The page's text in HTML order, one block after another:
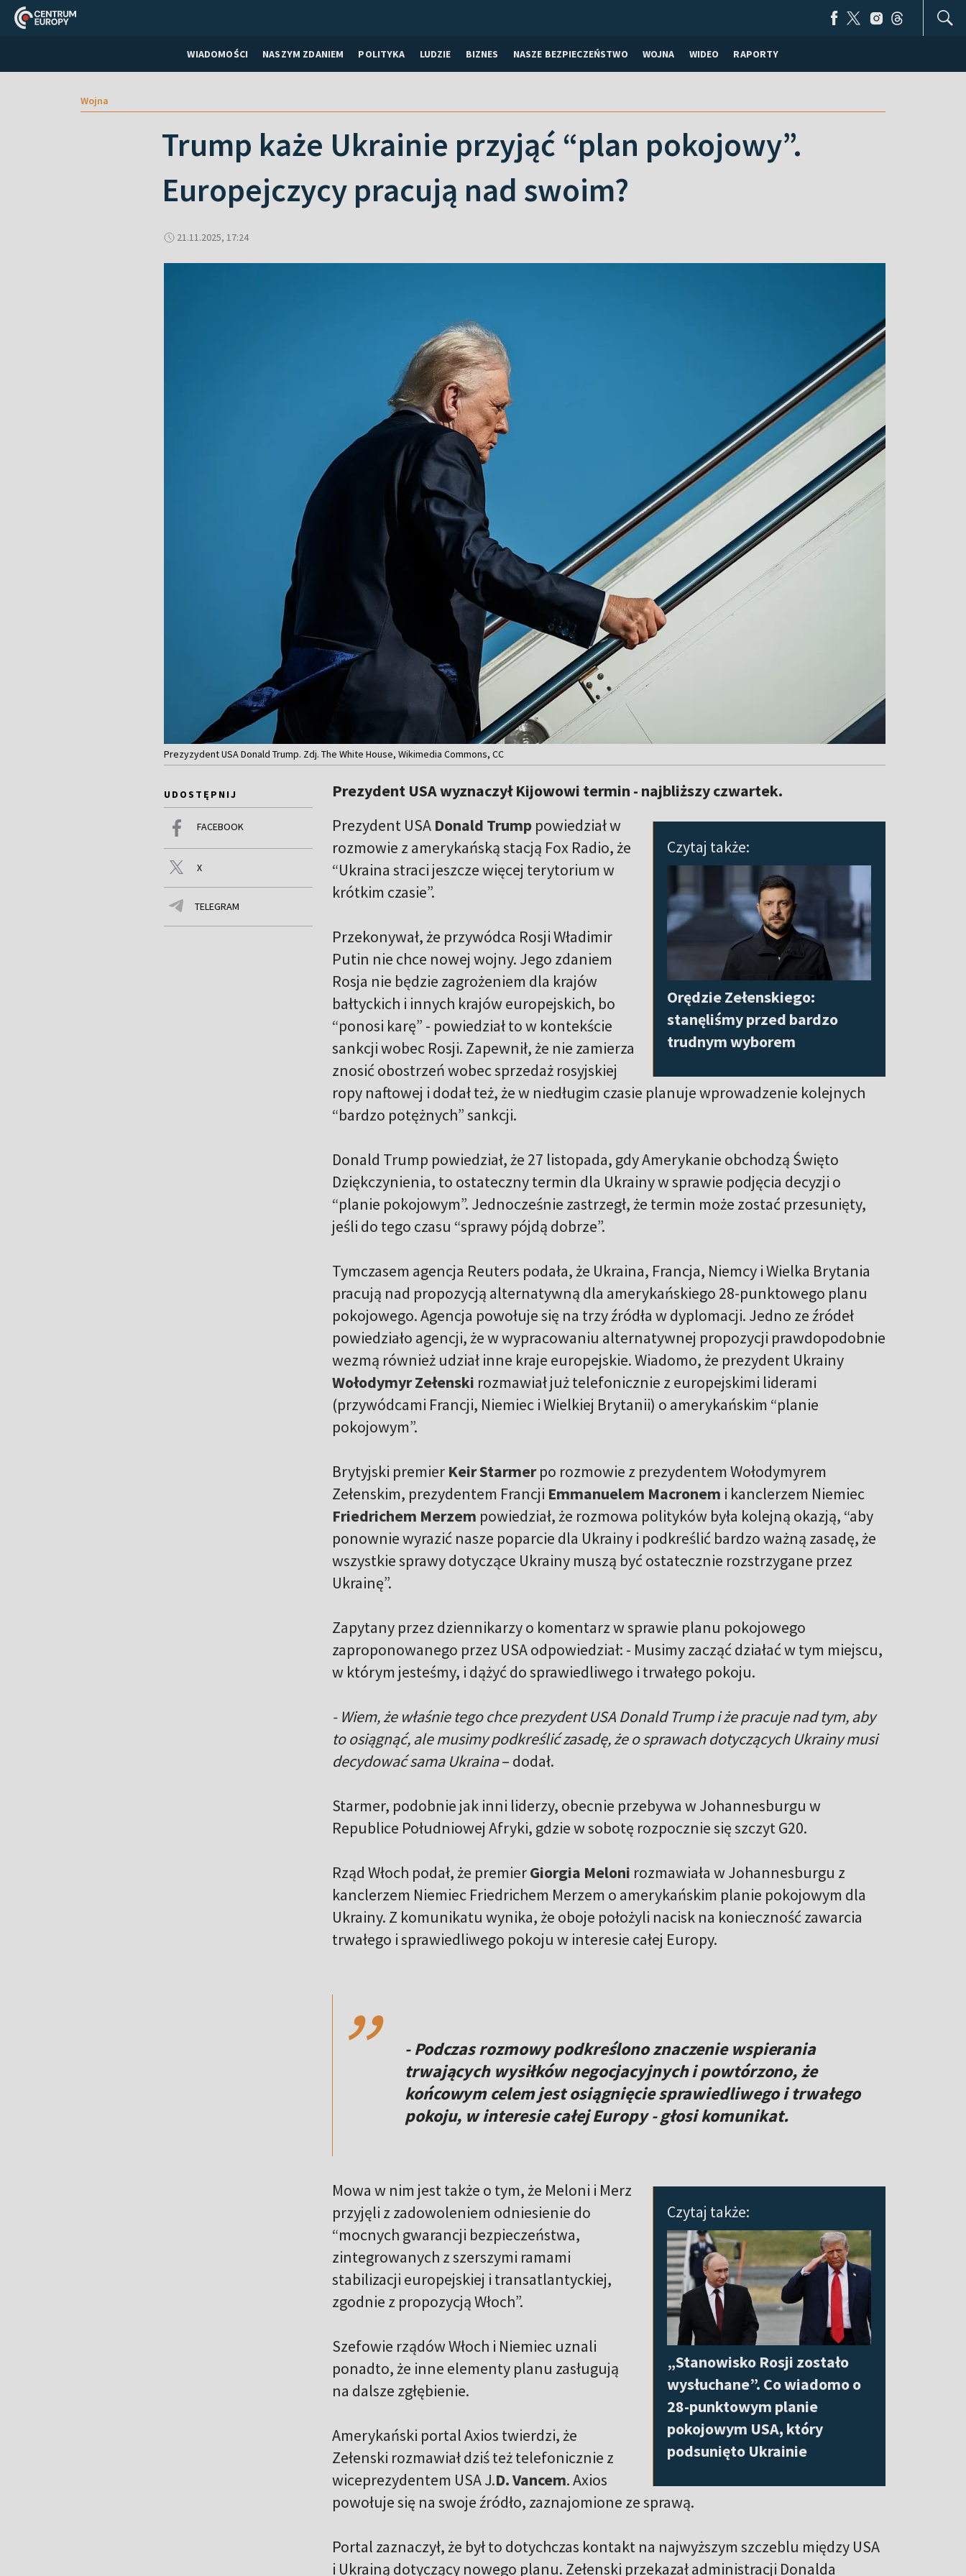
WIADOMOŚCI NASZYM ZDANIEM POLITYKA LUDZIE BIZNES NASZE BEZPIECZEŃSTWO WOJNA WIDEO RAPORTY
Wojna
Trump każe Ukrainie przyjąć “plan pokojowy”.
Europejczycy pracują nad swoim?
21.11.2025, 17:24
Prezyzydent USA Donald Trump. Zdj. The White House, Wikimedia Commons, CC
UDOSTĘPNIJ
FACEBOOK
X
TELEGRAM
Prezydent USA wyznaczył Kijowowi termin - najbliższy czwartek.
Czytaj także:
Orędzie Zełenskiego:
stanęliśmy przed bardzo
trudnym wyborem
Prezydent USA Donald Trump powiedział w
rozmowie z amerykańską stacją Fox Radio, że
“Ukraina straci jeszcze więcej terytorium w
krótkim czasie”.
Przekonywał, że przywódca Rosji Władimir
Putin nie chce nowej wojny. Jego zdaniem
Rosja nie będzie zagrożeniem dla krajów
bałtyckich i innych krajów europejskich, bo
“ponosi karę” - powiedział to w kontekście
sankcji wobec Rosji. Zapewnił, że nie zamierza
znosić obostrzeń wobec sprzedaż rosyjskiej
ropy naftowej i dodał też, że w niedługim czasie planuje wprowadzenie kolejnych
“bardzo potężnych” sankcji.
Donald Trump powiedział, że 27 listopada, gdy Amerykanie obchodzą Święto
Dziękczynienia, to ostateczny termin dla Ukrainy w sprawie podjęcia decyzji o
“planie pokojowym”. Jednocześnie zastrzegł, że termin może zostać przesunięty,
jeśli do tego czasu “sprawy pójdą dobrze”.
Tymczasem agencja Reuters podała, że Ukraina, Francja, Niemcy i Wielka Brytania
pracują nad propozycją alternatywną dla amerykańskiego 28-punktowego planu
pokojowego. Agencja powołuje się na trzy źródła w dyplomacji. Jedno ze źródeł
powiedziało agencji, że w wypracowaniu alternatywnej propozycji prawdopodobnie
wezmą również udział inne kraje europejskie. Wiadomo, że prezydent Ukrainy
Wołodymyr Zełenski rozmawiał już telefonicznie z europejskimi liderami
(przywódcami Francji, Niemiec i Wielkiej Brytanii) o amerykańskim “planie
pokojowym”.
Brytyjski premier Keir Starmerpo rozmowie z prezydentem Wołodymyrem
Zełenskim, prezydentem Francji Emmanuelem Macronem i kanclerzem Niemiec
Friedrichem Merzem powiedział, że rozmowa polityków była kolejną okazją, “aby
ponownie wyrazić nasze poparcie dla Ukrainy i podkreślić bardzo ważną zasadę, że
wszystkie sprawy dotyczące Ukrainy muszą być ostatecznie rozstrzygane przez
Ukrainę”.
Zapytany przez dziennikarzy o komentarz w sprawie planu pokojowego
zaproponowanego przez USA odpowiedział: - Musimy zacząć działać w tym miejscu,
w którym jesteśmy, i dążyć do sprawiedliwego i trwałego pokoju.
- Wiem, że właśnie tego chce prezydent USA Donald Trump i że pracuje nad tym, aby
to osiągnąć, ale musimy podkreślić zasadę, że o sprawach dotyczących Ukrainy musi
decydować sama Ukraina– dodał.
Starmer, podobnie jak inni liderzy, obecnie przebywa w Johannesburgu w
Republice Południowej Afryki, gdzie w sobotę rozpocznie się szczyt G20.
Rząd Włoch podał, że premierGiorgia Meloni rozmawiała w Johannesburgu z
kanclerzem Niemiec Friedrichem Merzem o amerykańskim planie pokojowym dla
Ukrainy. Z komunikatu wynika, że oboje położyli nacisk na konieczność zawarcia
trwałego i sprawiedliwego pokoju w interesie całej Europy.
,,
- Podczas rozmowy podkreślono znaczenie wspierania
trwających wysiłków negocjacyjnych i powtórzono, że
końcowym celem jest osiągnięcie sprawiedliwego i trwałego
pokoju, w interesie całej Europy - głosi komunikat.
Czytaj także:
„Stanowisko Rosji zostało
wysłuchane”. Co wiadomo o
28-punktowym planie
pokojowym USA, który
podsunięto Ukrainie
Mowa w nim jest także o tym, że Meloni i Merz
przyjęli z zadowoleniem odniesienie do
“mocnych gwarancji bezpieczeństwa,
zintegrowanych z szerszymi ramami
stabilizacji europejskiej i transatlantyckiej,
zgodnie z propozycją Włoch”.
Szefowie rządów Włoch i Niemiec uznali
ponadto, że inne elementy planu zasługują
na dalsze zgłębienie.
Amerykański portal Axios twierdzi, że
Zełenski rozmawiał dziś też telefonicznie z
wiceprezydentem USA J.D. Vancem. Axios
powołuje się na swoje źródło, zaznajomione ze sprawą.
Portal zaznaczył, że był to dotychczas kontakt na najwyższym szczeblu między USA
i Ukrainą dotyczący nowego planu. Zełenski przekazał administracji Donalda